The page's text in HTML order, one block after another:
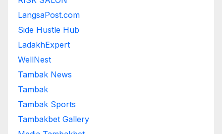
LangsaPost.com
Side Hustle Hub
LadakhExpert
WellNest
Tambak News
Tambak
Tambak Sports
Tambakbet Gallery